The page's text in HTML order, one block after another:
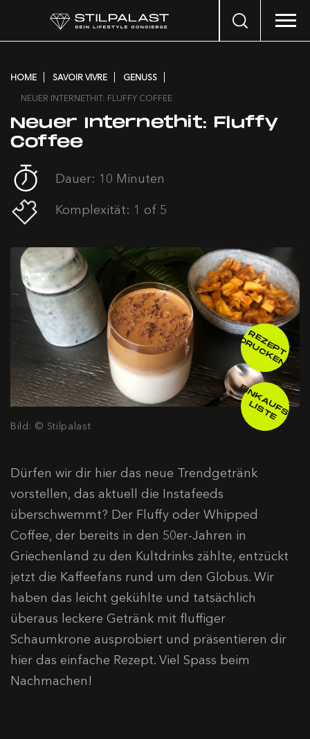
Search
HOME SAVOIR VIVRE
GENUSS
NEUER INTERNETHIT: FLUFFY COFFEE
Neuer Internethit: Fluffy
Coffee
Dauer: 10 Minuten
Komplexität: 1 of 5
Bild: © Stilpalast
R
E
Z
E
P
T
D
R
U
C
K
E
N
E
IN
K
A
U
F
S
-
L
IS
T
E
Dürfen wir dir hier das neue Trendgetränk
vorstellen, das aktuell die Instafeeds
überschwemmt? Der Fluffy oder Whipped
Coffee, der bereits in den 50er-Jahren in
Griechenland zu den Kultdrinks zählte, entzückt
jetzt die Kaffeefans rund um den Globus. Wir
haben das leicht gekühlte und tatsächlich
überaus leckere Getränk mit fluffiger
Schaumkrone ausprobiert und präsentieren dir
hier das einfache Rezept. Viel Spass beim
Nachmachen!